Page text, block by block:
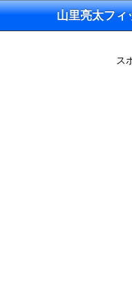
山里亮太フィ
ス